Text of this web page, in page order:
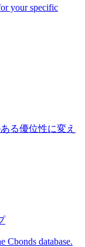
your specific
る優位性に変え
Cbonds database.